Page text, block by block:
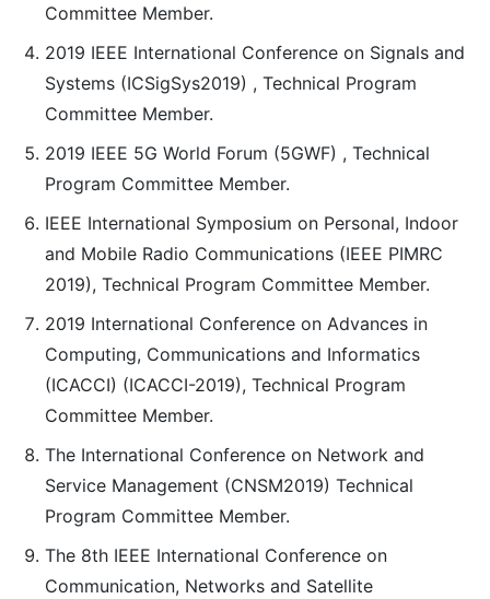
Committee Member.
2019 IEEE International Conference on Signals and
Systems (ICSigSys2019) , Technical Program
Committee Member.
2019 IEEE 5G World Forum (5GWF) , Technical
Program Committee Member.
IEEE International Symposium on Personal, Indoor
and Mobile Radio Communications (IEEE PIMRC
2019), Technical Program Committee Member.
2019 International Conference on Advances in
Computing, Communications and Informatics
(ICACCI) (ICACCI-2019), Technical Program
Committee Member.
The International Conference on Network and
Service Management (CNSM2019) Technical
Program Committee Member.
The 8th IEEE International Conference on
Communication, Networks and Satellite